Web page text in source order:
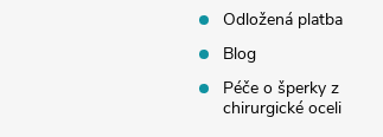
Odložená platba
Blog
Péče o šperky z
chirurgické oceli